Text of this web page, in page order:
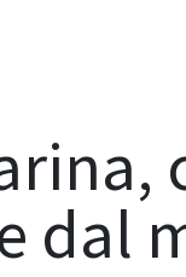
dal